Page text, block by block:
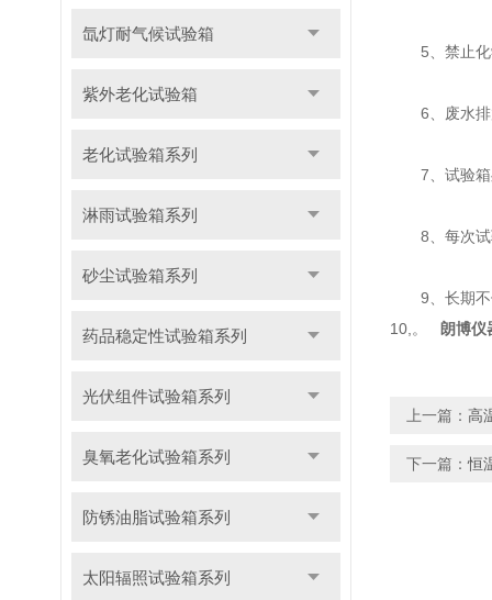
氙灯耐气候试验箱
紫外老化试验箱
老化试验箱系列
淋雨试验箱系列
砂尘试验箱系列
药品稳定性试验箱系列
光伏组件试验箱系列
臭氧老化试验箱系列
防锈油脂试验箱系列
太阳辐照试验箱系列
5、禁止化
6、废水排
7、试验箱处
8、每次试
9、长期不
10,。
朗博仪
上一篇： 高
下一篇：恒